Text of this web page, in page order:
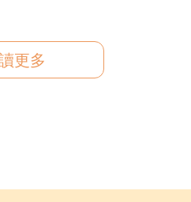
更多